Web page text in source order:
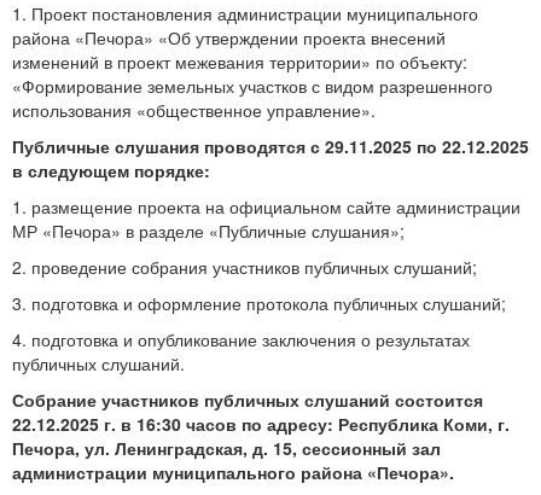
1. Проект постановления администрации муниципального
района «Печора» «Об утверждении проекта внесений
изменений в проект межевания территории» по объекту:
«Формирование земельных участков с видом разрешенного
использования «общественное управление».
Публичные слушания проводятся с 29.11.2025 по 22.12.2025
в следующем порядке:
1. размещение проекта на официальном сайте администрации
МР «Печора» в разделе «Публичные слушания»;
2. проведение собрания участников публичных слушаний;
3. подготовка и оформление протокола публичных слушаний;
4. подготовка и опубликование заключения о результатах
публичных слушаний.
Собрание участников публичных слушаний состоится
22.12.2025 г. в 16:30 часов по адресу: Республика Коми, г.
Печора, ул. Ленинградская, д. 15, сессионный зал
администрации муниципального района «Печора».